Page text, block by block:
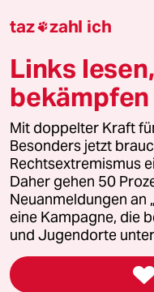
Downloads für
© 2026 taz Verlags und
Alle Rechte vorbehalten. Bei
wenden Sie sich bitte an
Feedback
Leitlinie Informant
Seitenwende
taz zahl ich
Links
bekämpfen
Mit doppelter Kraft
Besonders jetzt
Rechtsextremismus
Daher gehen 50
Neuanmeldungen an
eine Kampagne, die
und Jugendorte